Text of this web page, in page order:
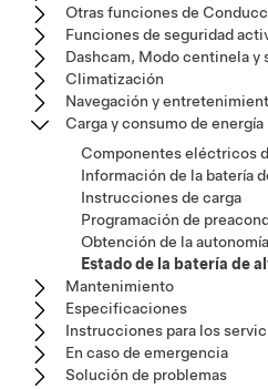
Otras funciones de
Funciones de seguridad
Dashcam, Modo centinela y
Climatización
Navegación y
Carga y consumo de energía
Componentes eléctricos
Información de la batería
Instrucciones de carga
Programación de
Obtención de la
Estado de la batería de
Mantenimiento
Especificaciones
Instrucciones para los
En caso de emergencia
Solución de problemas